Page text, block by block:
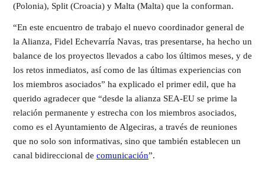
(Polonia), Split (Croacia) y Malta (Malta) que la conforman.
“En este encuentro de trabajo el nuevo coordinador general de
la Alianza, Fidel Echevarría Navas, tras presentarse, ha hecho un
balance de los proyectos llevados a cabo los últimos meses, y de
los retos inmediatos, así como de las últimas experiencias con
los miembros asociados” ha explicado el primer edil, que ha
querido agradecer que “desde la alianza SEA-EU se prime la
relación permanente y estrecha con los miembros asociados,
como es el Ayuntamiento de Algeciras, a través de reuniones
que no solo son informativas, sino que también establecen un
canal bidireccional de comunicación”.